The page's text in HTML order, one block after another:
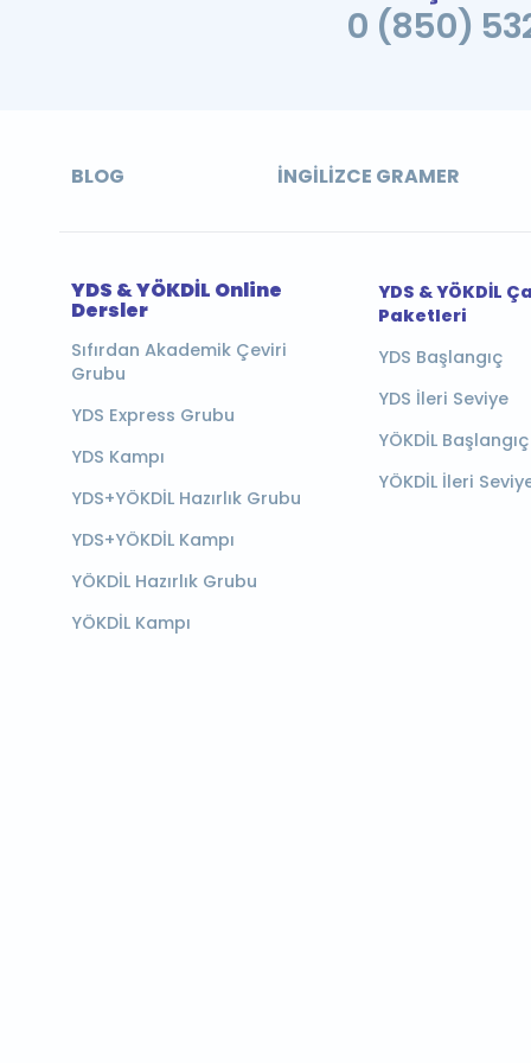
0 (850)
BLOG İNGILIZCE GRAMER
YDS & YÖKDİL Online
Dersler
Sıfırdan Akademik Çeviri
Grubu
YDS Express Grubu
YDS Kampı
YDS+YÖKDİL Hazırlık Grubu
YDS+YÖKDİL Kampı
YÖKDİL Hazırlık Grubu
YÖKDİL Kampı
YDS & YÖKDİL
Paketleri
YDS Başlangıç
YDS İleri Seviye
YÖKDİL Başlangıç
YÖKDİL İleri